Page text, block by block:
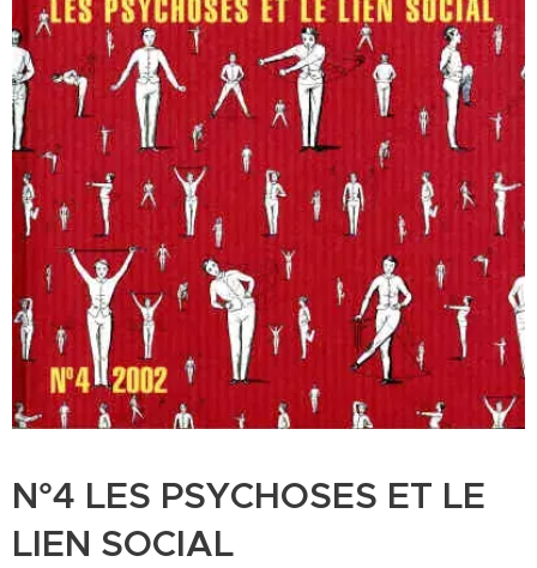
N°4 LES PSYCHOSES ET LE
LIEN SOCIAL